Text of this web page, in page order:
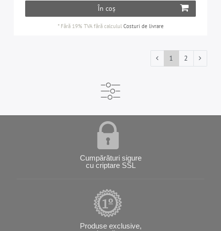
În coș
* Fără 19% TVAfără calculul Costuri de livrare
1 2
Cumpărături sigure
cu criptare SSL
Produse exclusive,